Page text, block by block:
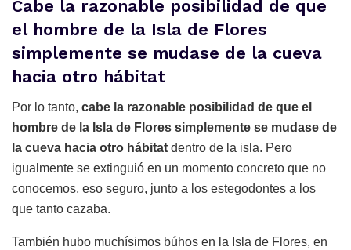
Cabe la razonable posibilidad de que
el hombre de la Isla de Flores
simplemente se mudase de la cueva
hacia otro hábitat
Por lo tanto, cabe la razonable posibilidad de que el
hombre de la Isla de Flores simplemente se mudase de
la cueva hacia otro hábitat dentro de la isla. Pero
igualmente se extinguió en un momento concreto que no
conocemos, eso seguro, junto a los estegodontes a los
que tanto cazaba.
También hubo muchísimos búhos en la Isla de Flores, en